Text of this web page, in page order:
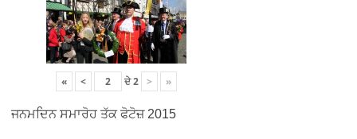
« < ਦੇ2 > »
ਜਨਮਦਿਨ ਸਮਾਰੋਹ ਤੱਕ ਫੋਟੋਜ਼ 2015